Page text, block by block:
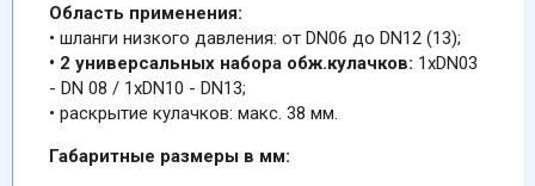
Область применения:
• шланги низкого давления: от DN06 до DN12 (13);
• 2 универсальных набора обж.кулачков: 1xDN03
- DN 08 / 1xDN10 - DN13;
• раскрытие кулачков: макс. 38 мм.
Габаритные размеры в мм: